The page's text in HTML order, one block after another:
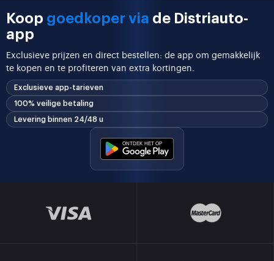
Koop goedkoper via de Distriauto-
app
Exclusieve prijzen en direct bestellen: de app om gemakkelijk
te kopen en te profiteren van extra kortingen.
Exclusieve app-tarieven
100% veilige betaling
Levering binnen 24/48 u